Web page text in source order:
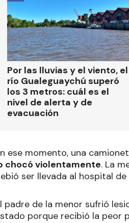
Por las lluvias y el viento, el
río Gualeguaychú superó
los 3 metros: cuál es el
nivel de alerta y de
evacuación
ese momento, una
chocó violentamente. La
ser llevada al hospital
padre de la menor sufrió
porque recibió la peor